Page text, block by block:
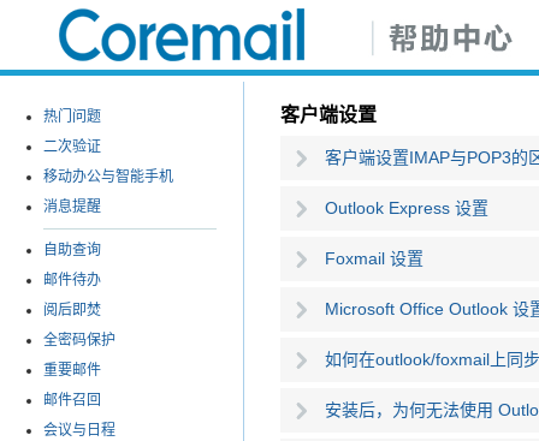
热门问题
二次验证
移动办公与智能手机
消息提醒
自助查询
邮件待办
阅后即焚
全密码保护
重要邮件
邮件召回
会议与日程
客户端设置
客户端设置IMAP与POP3的
Outlook Express 设置
Foxmail 设置
Microsoft Office Outlook 设
如何在outlook/foxmail上同
安装后，为何无法使用